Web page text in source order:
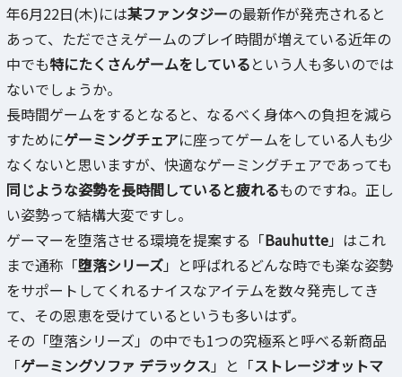
年6月22日(木)には某ファンタジーの最新作が発売されると
あって、ただでさえゲームのプレイ時間が増えている近年の
中でも特にたくさんゲームをしているという人も多いのでは
ないでしょうか。
長時間ゲームをするとなると、なるべく身体への負担を減ら
すためにゲーミングチェアに座ってゲームをしている人も少
なくないと思いますが、快適なゲーミングチェアであっても
同じような姿勢を長時間していると疲れるものですね。正し
い姿勢って結構大変ですし。
ゲーマーを堕落させる環境を提案する「Bauhutte」はこれ
まで通称「堕落シリーズ」と呼ばれるどんな時でも楽な姿勢
をサポートしてくれるナイスなアイテムを数々発売してき
て、その恩恵を受けているというも多いはず。
その「堕落シリーズ」の中でも1つの究極系と呼べる新商品
「ゲーミングソファ デラックス 」と「ストレージオットマ